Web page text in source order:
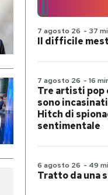
7 agosto 26 - 37
Il difficile
7 agosto 26 - 16
Tre artisti pop
sono
Hitch di
sentimentale
6 agosto 26 - 49
Tratto da una